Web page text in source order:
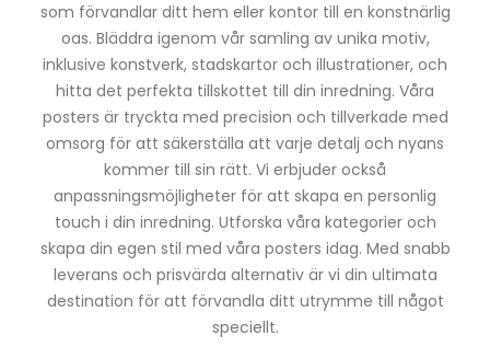
som förvandlar ditt hem eller kontor till en konstnärlig
oas. Bläddra igenom vår samling av unika motiv,
inklusive konstverk, stadskartor och illustrationer, och
hitta det perfekta tillskottet till din inredning. Våra
posters är tryckta med precision och tillverkade med
omsorg för att säkerställa att varje detalj och nyans
kommer till sin rätt. Vi erbjuder också
anpassningsmöjligheter för att skapa en personlig
touch i din inredning. Utforska våra kategorier och
skapa din egen stil med våra posters idag. Med snabb
leverans och prisvärda alternativ är vi din ultimata
destination för att förvandla ditt utrymme till något
speciellt.